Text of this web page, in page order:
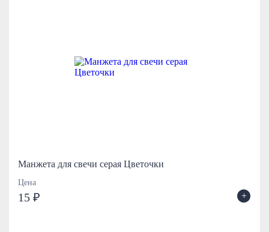
Манжета для свечи серая Цветочки
Цена
15 ₽ +